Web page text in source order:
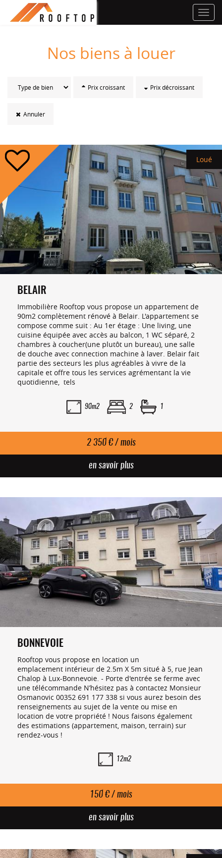
Nos biens à louer
Prix croissant Prix décroissant
Annuler
Loué
BELAIR
Immobilière Rooftop vous propose un appartement de
90m2 complètement rénové à Belair. L'appartement se
compose comme suit : Au 1er étage : Une living, une
cuisine équipée avec accès au balcon, 1 WC séparé, 2
chambres à coucher(une plutôt un bureau), une salle
de douche avec connection machine à laver. Belair fait
partie des secteurs les plus agréables à vivre de la
capitale et offre tous les services agrémentant la vie
quotidienne, tels
90m2 2 1
2 350 € / mois
en savoir plus
BONNEVOIE
Rooftop vous propose en location un
emplacement intérieur de 2.5m X 5m situé à 5, rue Jean
Chalop à Lux-Bonnevoie. - Porte d'entrée se ferme avec
une télécommande N’hésitez pas à contactez Monsieur
Osmanovic 00352 691 177 338 si vous aurez besoin des
renseignements au sujet de la vente ou mise en
location de votre propriété ! Nous faisons également
des estimations (appartement, maison, terrain) sur
rendez-vous !
12m2
150 € / mois
en savoir plus